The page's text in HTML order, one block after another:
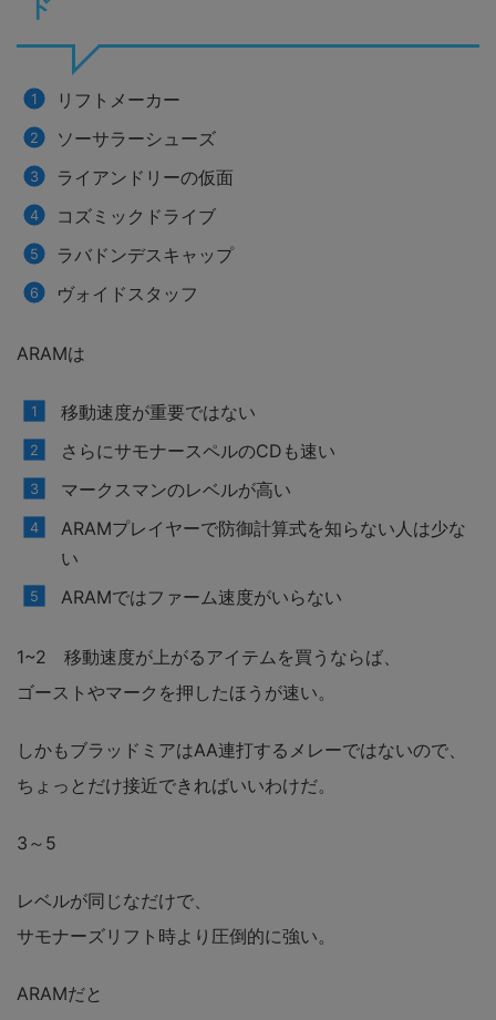
ド
リフトメーカー
ソーサラーシューズ
ライアンドリーの仮面
コズミックドライブ
ラバドンデスキャップ
ヴォイドスタッフ
ARAMは
移動速度が重要ではない
さらにサモナースペルのCDも速い
マークスマンのレベルが高い
ARAMプレイヤーで防御計算式を知らない人は少な
い
ARAMではファーム速度がいらない
1~2 移動速度が上がるアイテムを買うならば、
ゴーストやマークを押したほうが速い。
しかもブラッドミアはAA連打するメレーではないので、
ちょっとだけ接近できればいいわけだ。
3～5
レベルが同じなだけで、
サモナーズリフト時より圧倒的に強い。
ARAMだと